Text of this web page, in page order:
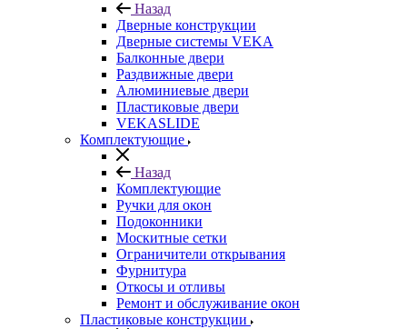
Назад
Дверные конструкции
Дверные системы VEKA
Балконные двери
Раздвижные двери
Алюминиевые двери
Пластиковые двери
VEKASLIDE
Комплектующие
Назад
Комплектующие
Ручки для окон
Подоконники
Москитные сетки
Ограничители открывания
Фурнитура
Откосы и отливы
Ремонт и обслуживание окон
Пластиковые конструкции